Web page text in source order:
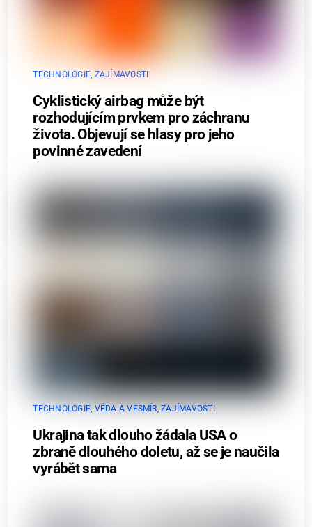
TECHNOLOGIE ZAJÍMAVOSTI
Cyklistický airbag může být
rozhodujícím prvkem pro záchranu
života. Objevují se hlasy pro jeho
povinné zavedení
TECHNOLOGIE, VĚDA A VESMÍR,ZAJÍMAVOSTI
Ukrajina tak dlouho žádala USA o
zbraně dlouhého doletu, až se je naučila
vyrábět sama